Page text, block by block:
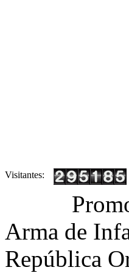
Visitantes:
Arma de
República